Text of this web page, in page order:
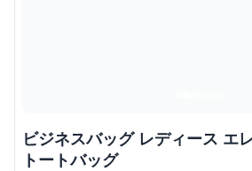
ビジネスバッグ レディース エ
トートバッグ